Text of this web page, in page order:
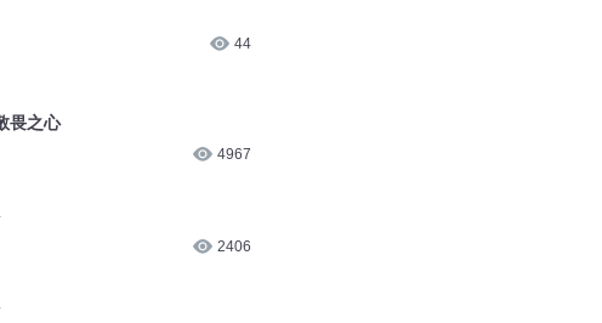
44
畏之心
4967
2406